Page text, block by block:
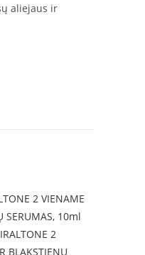
aliejaus ir